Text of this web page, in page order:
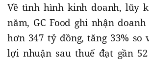
Về tình hình kinh doanh, lũy
năm, GC Food ghi nhận
hơn 347 tỷ đồng, tăng 33% so
lợi nhuận sau thuế đạt gần